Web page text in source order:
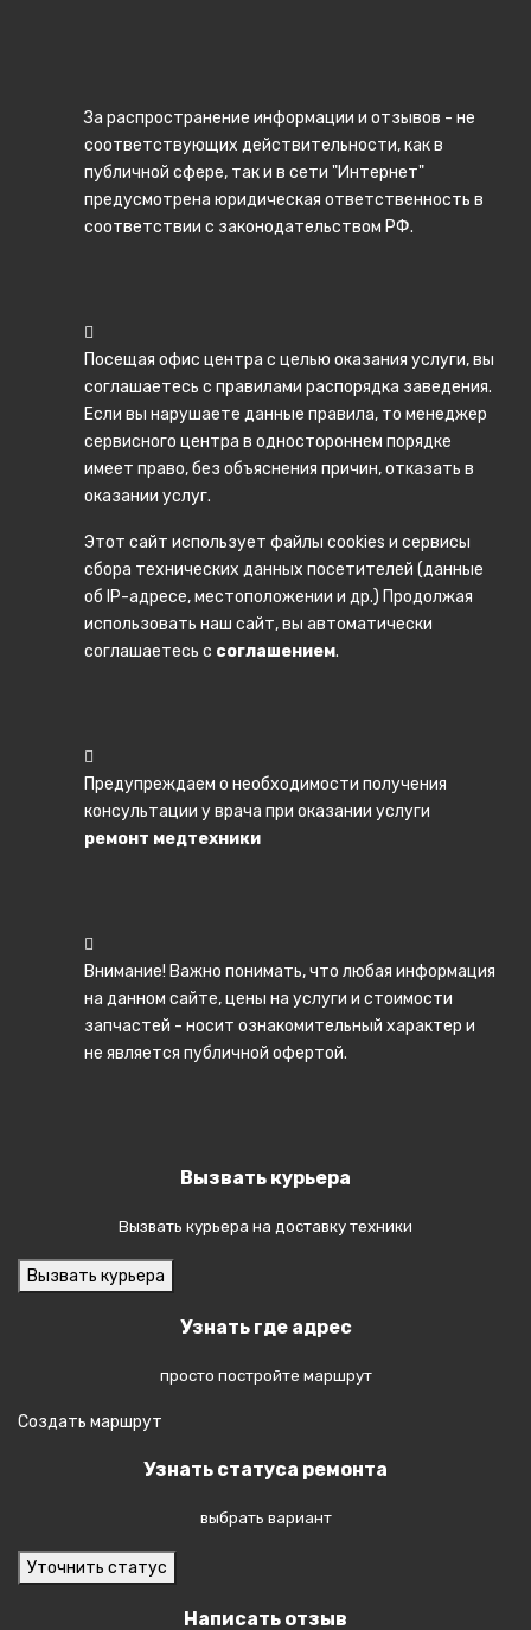
За распространение информации и отзывов - не
соответствующих действительности, как в
публичной сфере, так и в сети "Интернет"
предусмотрена юридическая ответственность в
соответствии с законодательством РФ.
Посещая офис центра с целью оказания услуги, вы
соглашаетесь с правилами распорядка заведения.
Если вы нарушаете данные правила, то менеджер
сервисного центра в одностороннем порядке
имеет право, без объяснения причин, отказать в
оказании услуг.
Этот сайт использует файлы cookies и сервисы
сбора технических данных посетителей (данные
об IP-адресе, местоположении и др.) Продолжая
использовать наш сайт, вы автоматически
соглашаетесь с соглашением.
Предупреждаем о необходимости получения
консультации у врача при оказании услуги
ремонт медтехники
Внимание! Важно понимать, что любая информация
на данном сайте, цены на услуги и стоимости
запчастей - носит ознакомительный характер и
не является публичной офертой.
Вызвать курьера
Вызвать курьера на доставку техники
Вызвать курьера
Узнать где адрес
просто постройте маршрут
Создать маршрут
Узнать статуса ремонта
выбрать вариант
Уточнить статус
Написать отзыв